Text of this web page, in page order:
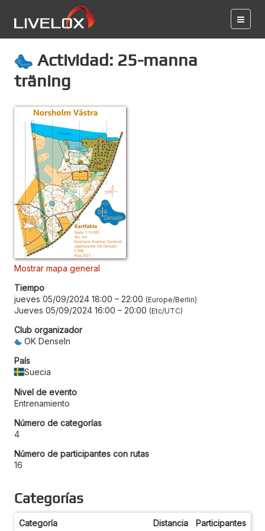
Actividad: 25-manna
träning
Mostrar mapa general
Tiempo
jueves 05/09/2024 18:00 – 22:00 Europe/Berlin
Jueves 05/09/2024 16:00 – 20:00 Etc/UTC
Club organizador
OK Denseln
País
Suecia
Nivel de evento
Entrenamiento
Número de categorías
4
Número de participantes con rutas
16
Categorías
Categoría Distancia Participantes